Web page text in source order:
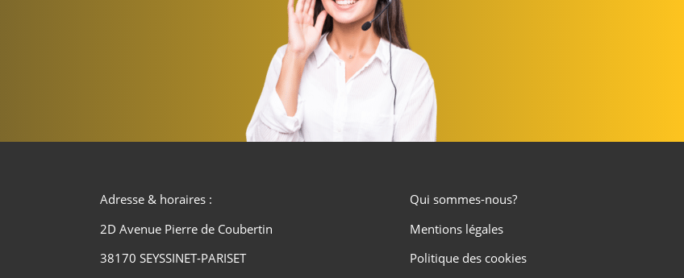
Adresse & horaires :
2D Avenue Pierre de Coubertin
38170 SEYSSINET-PARISET
Qui sommes-nous?
Mentions légales
Politique des cookies